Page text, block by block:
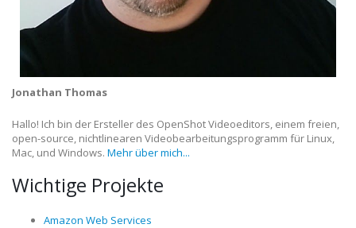
Jonathan Thomas
Hallo! Ich bin der Ersteller des OpenShot Videoeditors, einem freien,
open-source, nichtlinearen Videobearbeitungsprogramm für Linux,
Mac, und Windows. Mehr über mich...
Wichtige Projekte
Amazon Web Services